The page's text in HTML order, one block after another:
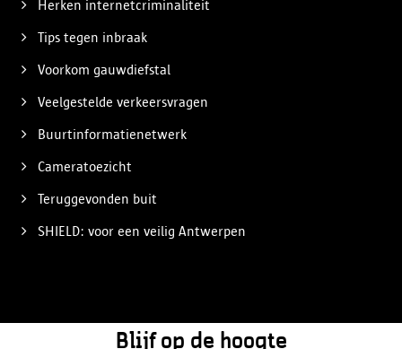
Herken internetcriminaliteit
Tips tegen inbraak
Voorkom gauwdiefstal
Veelgestelde verkeersvragen
Buurtinformatienetwerk
Cameratoezicht
Teruggevonden buit
SHIELD: voor een veilig Antwerpen
Blijf op de hoogte